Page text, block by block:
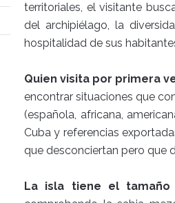
territoriales, el visitante
del archipiélago, la
hospitalidad de sus
Quien visita por primera
encontrar situaciones que
(española, africana,
Cuba y referencias
que desconciertan pero que
La isla tiene el tamaño